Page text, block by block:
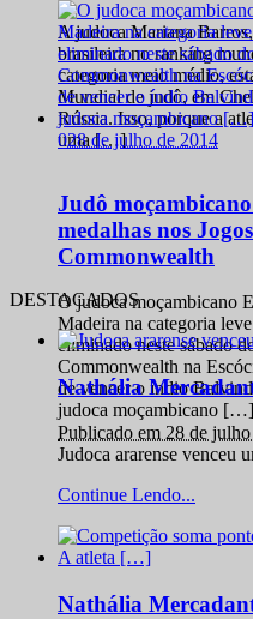
A judoca Mariana
brasileira no ranking
categoria meio médio,
Mundial de judô, em
Rússia. Isso, porque a
uma […]
028 de julho de 2014
Judô moçambicano
medalhas nos
Commonwealth
O judoca moçambicano
Madeira na categoria
eliminado neste sábado
Commonwealth na
de vencer o índio
judoca moçambicano […]
DESTACADOS
Nathália
Publicado em 28 de
Judoca ararense venceu
Continue Lendo...
Nathália